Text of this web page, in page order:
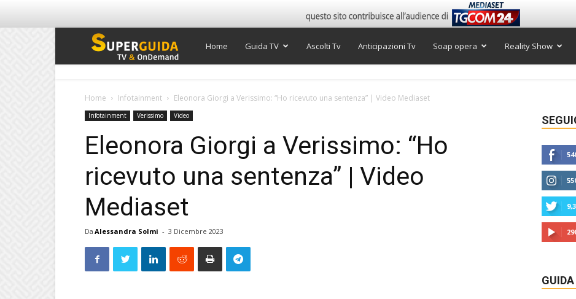
Super
Home Guida TV Ascolti Tv Anticipazioni Tv Soap opera Reality Show
Home Infotainment Eleonora Giorgi a Verissimo: “Ho ricevuto una sentenza” | Video Mediaset
Infotainment Verissimo Video
Eleonora Giorgi a Verissimo: “Ho
ricevuto una sentenza” | Video
Mediaset
Da Alessandra Solmi - 3 Dicembre 2023